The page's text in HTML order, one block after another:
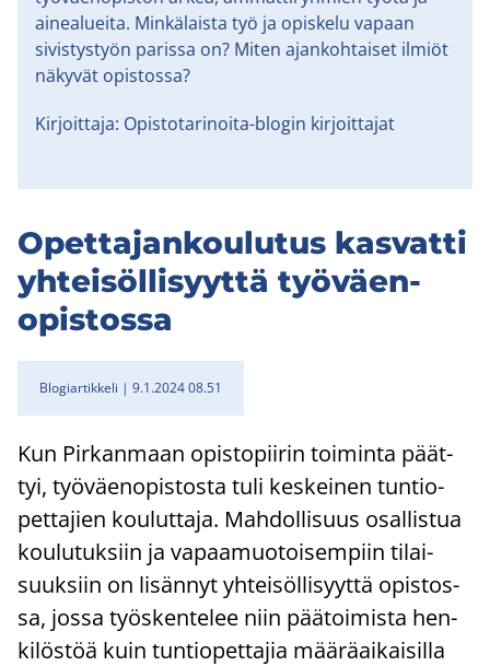
ainealueita. Minkälaista työ ja opiskelu vapaan
sivistystyön parissa on? Miten ajankohtaiset ilmiöt
näkyvät opistossa?
Kirjoittaja: Opistotarinoita-blogin kirjoittajat
Opet­ta­jan­kou­lu­tus kas­vat­ti
yh­tei­söl­li­syyt­tä työ­väen­
opis­tos­sa
Blogiartikkeli 9.1.2024 08.51
Kun Pir­kan­maan opis­to­pii­rin toi­min­ta päät­
tyi, työ­väen­opis­tos­ta tuli kes­kei­nen tun­tio­
pet­ta­jien kou­lut­ta­ja. Mah­dol­li­suus osal­lis­tua
kou­lu­tuk­siin ja va­paa­muo­toi­sem­piin ti­lai­
suuk­siin on li­sän­nyt yh­tei­söl­li­syyt­tä opis­tos­
sa, jossa työs­ken­te­lee niin pää­toi­mis­ta hen­
ki­lös­töä kuin tun­tio­pet­ta­jia mää­rä­ai­kai­sil­la